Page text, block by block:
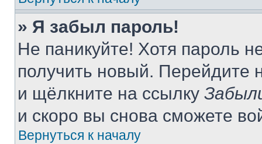
» Я забыл пароль!
Не паникуйте! Хотя пароль
получить новый. Перейдите
и щёлкните на ссылку
и скоро вы снова сможете
Вернуться к началу